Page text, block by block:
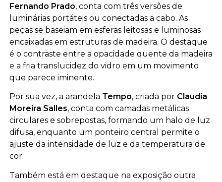
Fernando Prado, conta com três versões de
luminárias portáteis ou conectadas a cabo. As
peças se baseiam em esferas leitosas e luminosas
encaixadas em estruturas de madeira. O destaque
é o contraste entre a opacidade quente da madeira
e a fria translucidez do vidro em um movimento
que parece iminente.
Por sua vez, a arandela Tempo, criada por Claudia
Moreira Salles, conta com camadas metálicas
circulares e sobrepostas, formando um halo de luz
difusa, enquanto um ponteiro central permite o
ajuste da intensidade de luz e da temperatura de
cor.
Também está em destaque na exposição outra